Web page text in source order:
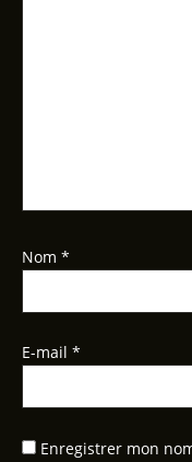
Nom *
E-mail *
Enregistrer mon